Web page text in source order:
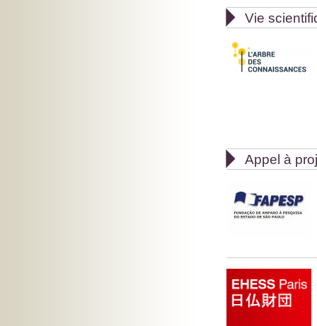
 Vie
 Appel à